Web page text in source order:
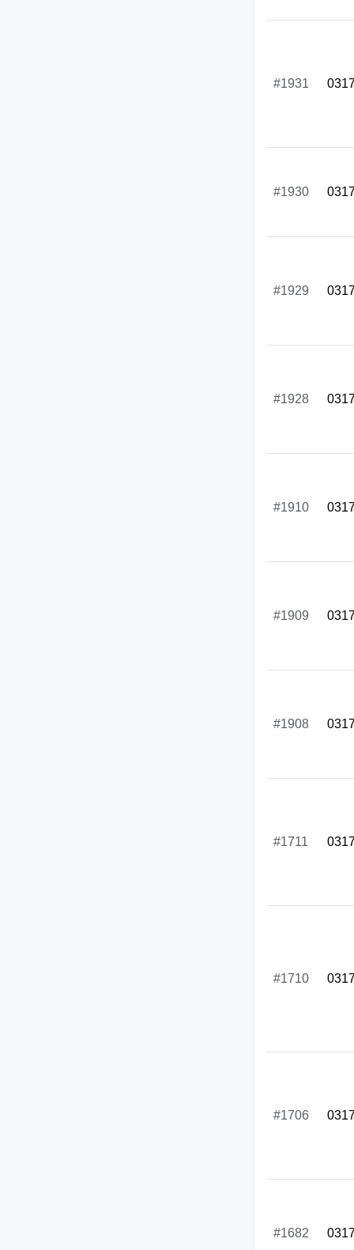
#1931
#1930
#1929
#1928
#1910
#1909
#1908
#1711
#1710
#1706
#1682